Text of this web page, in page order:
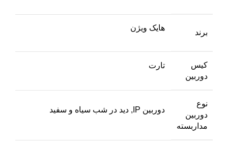
برند
هایک ویژن
کیس
دوربین
تارت
نوع
دوربین
مداربسته
دوربین IP, دید در شب سیاه و سفید